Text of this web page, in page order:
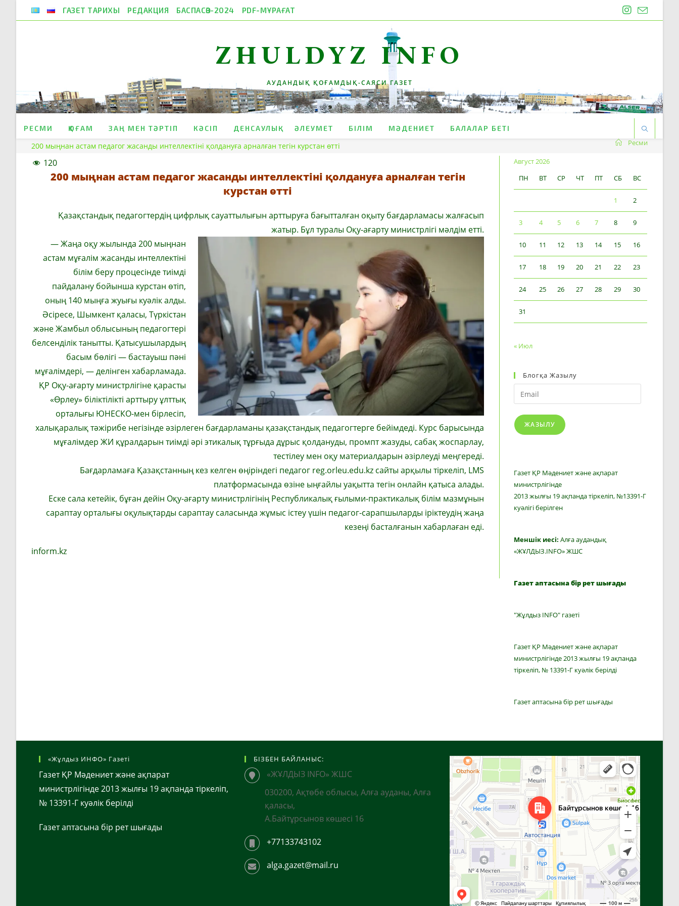
ГАЗЕТ ТАРИХЫ РЕДАКЦИЯ БАСПАСӨЗ-2024 PDF-МҰРАҒАТ
ZHULDYZ INFO
АУДАНДЫҚ ҚОҒАМДЫҚ-САЯСИ ГАЗЕТ
РЕСМИ ҚОҒАМ ЗАҢ МЕН ТӘРТІП КӘСІП ДЕНСАУЛЫҚ ӘЛЕУМЕТ БІЛІМ МӘДЕНИЕТ БАЛАЛАР БЕТІ
200 мыңнан астам педагог жасанды интеллектіні қолдануға арналған тегін курстан өтті Ресми
120
200 мыңнан астам педагог жасанды интеллектіні қолдануға арналған тегін
курстан өтті
Қазақстандық педагогтердің цифрлық сауаттылығын арттыруға бағытталған оқыту бағдарламасы жалғасып
жатыр. Бұл туралы Оқу-ағарту министрлігі мәлдім етті.
— Жаңа оқу жылында 200 мыңнан
астам мұғалім жасанды интеллектіні
білім беру процесінде тиімді
пайдалану бойынша курстан өтіп,
оның 140 мыңға жуығы куәлік алды.
Әсіресе, Шымкент қаласы, Түркістан
және Жамбыл облысының педагогтері
белсенділік танытты. Қатысушылардың
басым бөлігі — бастауыш пәні
мұғалімдері, — делінген хабарламада.
ҚР Оқу-ағарту министрлігіне қарасты
«Өрлеу» біліктілікті арттыру ұлттық
орталығы ЮНЕСКО-мен бірлесіп,
халықаралық тәжірибе негізінде әзірлеген бағдарламаны қазақстандық педагогтерге бейімдеді. Курс барысында
мұғалімдер ЖИ құралдарын тиімді әрі этикалық тұрғыда дұрыс қолдануды, промпт жазуды, сабақ жоспарлау,
тестілеу мен оқу материалдарын әзірлеуді меңгереді.
Бағдарламаға Қазақстанның кез келген өңіріндегі педагог reg.orleu.edu.kz сайты арқылы тіркеліп, LMS
платформасында өзіне ыңғайлы уақытта тегін онлайн қатыса алады.
Еске сала кетейік, бұған дейін Оқу-ағарту министрлігінің Республикалық ғылыми-практикалық білім мазмұнын
сараптау орталығы оқулықтарды сараптау саласында жұмыс істеу үшін педагог-сарапшыларды іріктеудің жаңа
кезеңі басталғанын хабарлаған еді.
inform.kz
Август 2026
ПН
ВТ СР ЧТ ПТ СБ ВС
1 2
3 4 5 6 7 8 9
10 11 12 13 14 15 16
17 18 19 20 21 22 23
24 25 26 27 28 29 30
31
« Июл
Блогқа Жазылу
Email
ЖАЗЫЛУ
Газет ҚР Мәдениет және ақпарат
министрлігінде
2013 жылғы 19 ақпанда тіркеліп, №13391-Г
куәлігі берілген
Меншік иесі: Алға аудандық
«ЖҰЛДЫЗ.INFO» ЖШС
Газет аптасына бір рет шығады
"Жұлдыз INFO" газеті
Газет ҚР Мәдениет және ақпарат
министрлігінде 2013 жылғы 19 ақпанда
тіркеліп, № 13391-Г куәлік берілді
Газет аптасына бір рет шығады
«Жұлдыз ИНФО» Газеті
Газет ҚР Мәдениет және ақпарат
министрлігінде 2013 жылғы 19 ақпанда тіркеліп,
№ 13391-Г куәлік берілді
Газет аптасына бір рет шығады
БІЗБЕН БАЙЛАНЫС:
«ЖҰЛДЫЗ INFO» ЖШС
030200, Ақтөбе облысы, Алға ауданы, Алға
қаласы,
А.Байтұрсынов көшесі 16
+77133743102
alga.gazet@mail.ru
Алға
Яндекс Карталар — көлік, навигация, орындарды іздеу